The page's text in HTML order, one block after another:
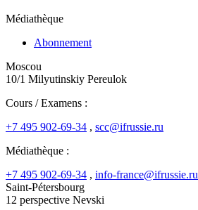
Médiathèque
Abonnement
Moscou
10/1 Milyutinskiy Pereulok
Cours / Examens :
+7 495 902-69-34 , scc@ifrussie.ru
Médiathèque :
+7 495 902-69-34 , info-france@ifrussie.ru
Saint-Pétersbourg
12 perspective Nevski